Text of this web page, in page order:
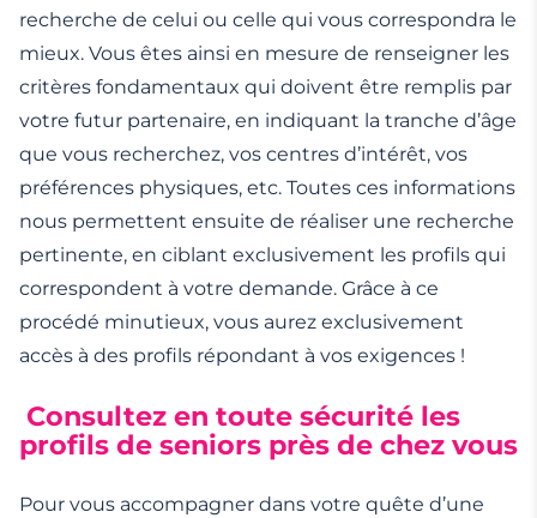
recherche de celui ou celle qui vous correspondra le
mieux. Vous êtes ainsi en mesure de renseigner les
critères fondamentaux qui doivent être remplis par
votre futur partenaire, en indiquant la tranche d’âge
que vous recherchez, vos centres d’intérêt, vos
préférences physiques, etc. Toutes ces informations
nous permettent ensuite de réaliser une recherche
pertinente, en ciblant exclusivement les profils qui
correspondent à votre demande. Grâce à ce
procédé minutieux, vous aurez exclusivement
accès à des profils répondant à vos exigences !
Consultez en toute sécurité les
profils de seniors près de chez vous
Pour vous accompagner dans votre quête d’une